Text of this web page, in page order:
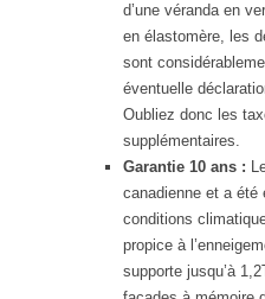
d’une véranda en
en élastomère, les
sont
éventuelle
Oubliez donc les
supplémentaires.
Garantie 10 ans :
canadienne et a été
conditions
propice à
supporte jusqu’à